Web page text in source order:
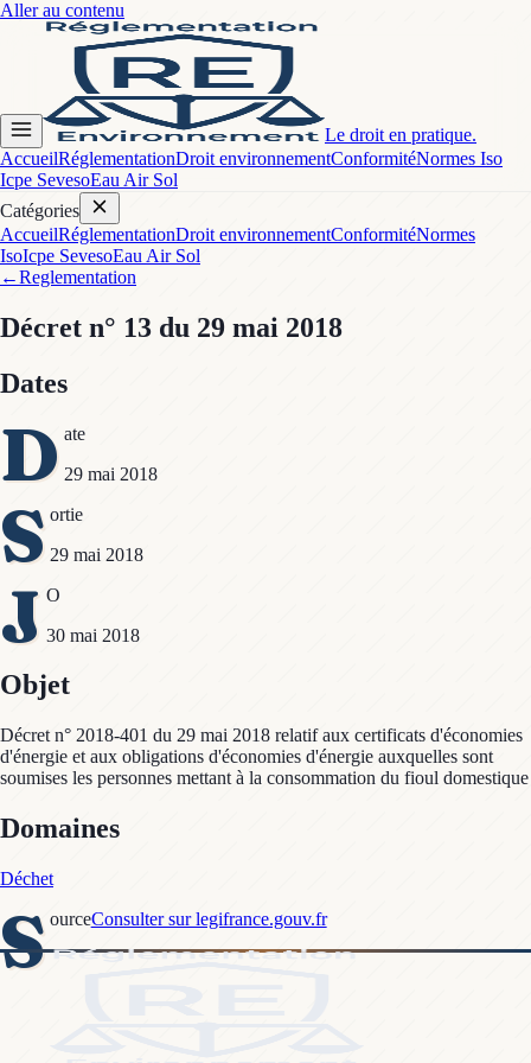
Aller au contenu
Le droit en pratique.
AccueilRéglementationDroit environnementConformitéNormes Iso
Icpe SevesoEau Air Sol
Catégories
AccueilRéglementationDroit environnementConformitéNormes
IsoIcpe SevesoEau Air Sol
←Reglementation
Décret n° 13 du 29 mai 2018
Dates
D ate
29 mai 2018
S ortie
29 mai 2018
J O
30 mai 2018
Objet
Décret n° 2018-401 du 29 mai 2018 relatif aux certificats d'économies
d'énergie et aux obligations d'économies d'énergie auxquelles sont
soumises les personnes mettant à la consommation du fioul domestique
Domaines
Déchet
S ourceConsulter sur legifrance.gouv.fr